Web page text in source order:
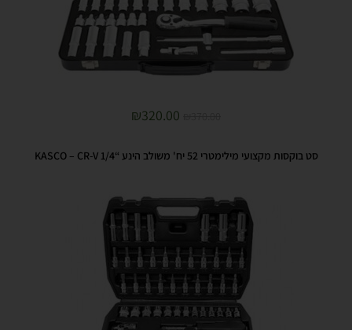
₪320.00
סט בוקסות מקצועי מילימטרי 52 יח' משולב הינע “1/4 KASCO – CR-V